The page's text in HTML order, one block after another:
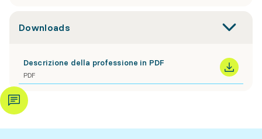
Downloads
Descrizione della professione in PDF
PDF